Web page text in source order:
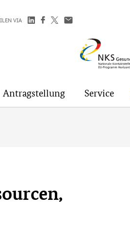
VIA
NKS
Gesundheit
Antragstellung Service